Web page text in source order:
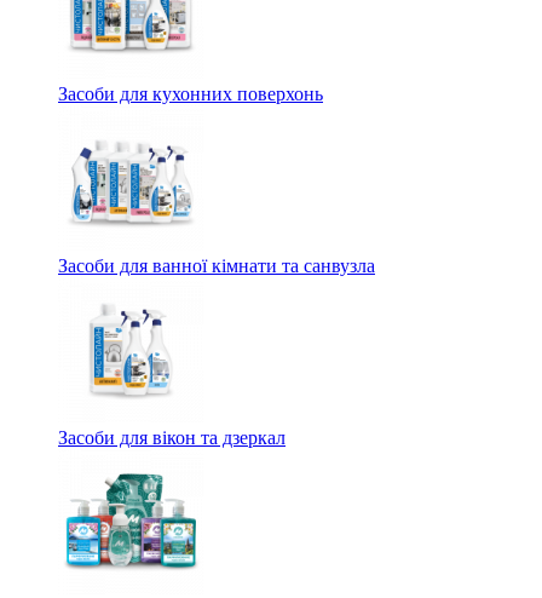
Засоби для кухонних поверхонь
Засоби для ванної кімнати та санвузла
Засоби для вікон та дзеркал